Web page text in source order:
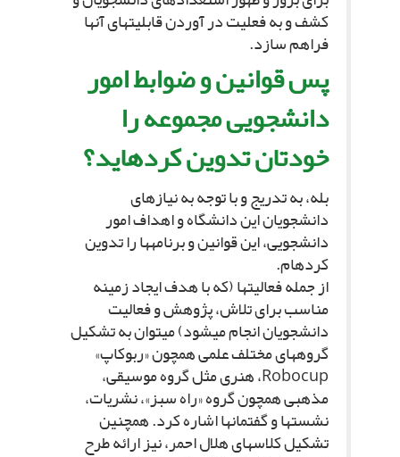
کشف و به فعلیت در آوردن قابلیت‏هاى آنها
فراهم سازد.
پس قوانین و ضوابط امور
دانشجویى مجموعه را
خودتان تدوین کرده‏اید؟
بله، به تدریج و با توجه به نیازهاى
دانشجویان این دانشگاه و اهداف امور
دانشجویى، این قوانین و برنامه‏ها را تدوین
کرده‏ام.
از جمله فعالیت‏ها (که با هدف ایجاد زمینه
مناسب براى تلاش، پژوهش و فعالیت
دانشجویان انجام مى‏شود) مى‏توان به تشکیل
گروههاى مختلف علمى همچون «ربوکاپ»
Robocup، هنرى مثل گروه موسیقى،
مذهبى همچون گروه «راه سبز»، نشریات،
نشست‏ها و گفتمان‏ها اشاره کرد. همچنین
تشکیل کلاس‏هاى هلال احمر، نیز ارائه طرح